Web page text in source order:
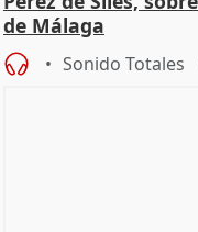
de Málaga
Sonido Totales